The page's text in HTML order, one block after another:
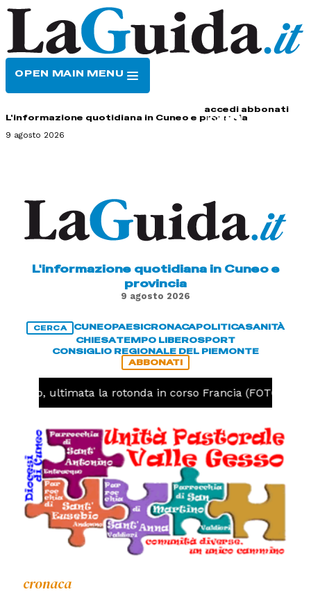
OPEN MAIN MENU
accedi abbonati
L'informazione quotidiana in Cuneo e provincia
9 agosto 2026
L'informazione quotidiana in Cuneo e
provincia
9 agosto 2026
CERCA CUNEOPAESICRONACAPOLITICASANITÀ
CHIESATEMPO LIBEROSPORT
CONSIGLIO REGIONALE DEL PIEMONTE
ABBONATI
Cuneo, ultimata la rotonda in corso Francia (FOTO)
cronaca